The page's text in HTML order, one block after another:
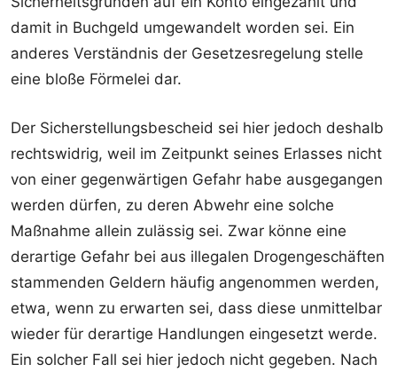
damit in Buchgeld umgewandelt worden sei. Ein
anderes Verständnis der Gesetzesregelung stelle
eine bloße Förmelei dar.
Der Sicherstellungsbescheid sei hier jedoch deshalb
rechtswidrig, weil im Zeitpunkt seines Erlasses nicht
von einer gegenwärtigen Gefahr habe ausgegangen
werden dürfen, zu deren Abwehr eine solche
Maßnahme allein zulässig sei. Zwar könne eine
derartige Gefahr bei aus illegalen Drogengeschäften
stammenden Geldern häufig angenommen werden,
etwa, wenn zu erwarten sei, dass diese unmittelbar
wieder für derartige Handlungen eingesetzt werde.
Ein solcher Fall sei hier jedoch nicht gegeben. Nach